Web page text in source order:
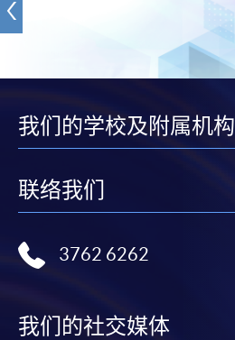
我们的学校及附属机构
联络我们
3762 6262
我们的社交媒体